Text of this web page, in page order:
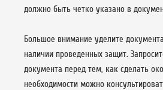
должно быть четко указано в
Большое внимание уделите
наличии проведенных защит.
документа перед тем, как сделать
необходимости можно